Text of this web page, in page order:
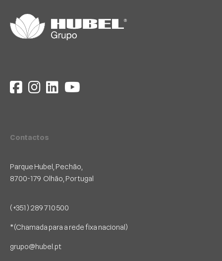
Contactos
Parque Hubel, Pechão,
8700-179 Olhão, Portugal
(+351) 289 710 500
*(Chamada para a rede fixa nacional)
grupo@hubel.pt